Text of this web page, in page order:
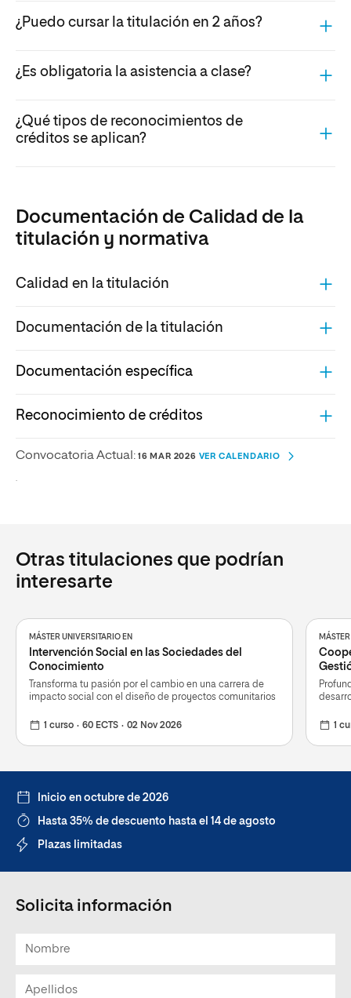
¿Puedo cursar la titulación en 2 años?
¿Es obligatoria la asistencia a clase?
¿Qué tipos de reconocimientos de
créditos se aplican?
Documentación de Calidad de la
titulación y normativa
Calidad en la titulación
Documentación de la titulación
Documentación específica
Reconocimiento de créditos
Convocatoria Actual: 16 MAR 2026 VER CALENDARIO
Otras titulaciones que podrían
interesarte
MÁSTER UNIVERSITARIO EN
Intervención Social en las Sociedades del
Conocimiento
Transforma tu pasión por el cambio en una carrera de
impacto social con el diseño de proyectos comunitarios
1 curso 60 ECTS 02 Nov 2026 1
Inicio en octubre de 2026
Hasta 35% de descuento hasta el 14 de agosto
Plazas limitadas
Solicita información